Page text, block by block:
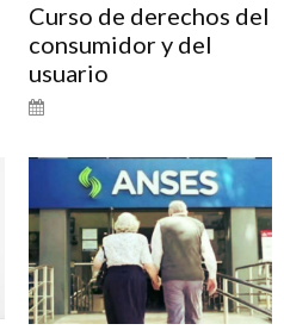
Curso de derechos del
consumidor y del
usuario